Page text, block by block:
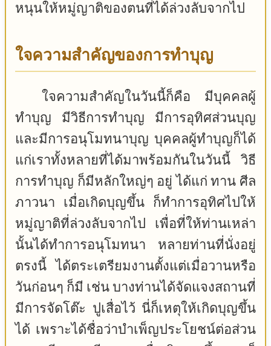
หนุนให้หมู่ญาติของตนที่ได้ล่วงลับจากไป
ใจความสำคัญของการทำบุญ
ใจความสำคัญในวันนี้ก็คือ มีบุคคลผู้
ทำบุญ มีวิธีการทำบุญ มีการอุทิศส่วนบุญ
และมีการอนุโมทนาบุญ บุคคลผู้ทำบุญก็ได้
แก่เราทั้งหลายที่ได้มาพร้อมกันในวันนี้ วิธี
การทำบุญ ก็มีหลักใหญ่ๆ อยู่ ได้แก่ ทาน ศีล
ภาวนา เมื่อเกิดบุญขึ้น ก็ทำการอุทิศไปให้
หมู่ญาติที่ล่วงลับจากไป เพื่อที่ให้ท่านเหล่า
นั้นได้ทำการอนุโมทนา หลายท่านที่นั่งอยู่
ตรงนี้ ได้ตระเตรียมงานตั้งแต่เมื่อวานหรือ
วันก่อนๆ ก็มี เช่น บางท่านได้จัดแจงสถานที่
มีการจัดโต๊ะ ปูเสื่อไว้ นี่ก็เหตุให้เกิดบุญขึ้น
ได้ เพราะได้ชื่อว่าบำเพ็ญประโยชน์ต่อส่วน